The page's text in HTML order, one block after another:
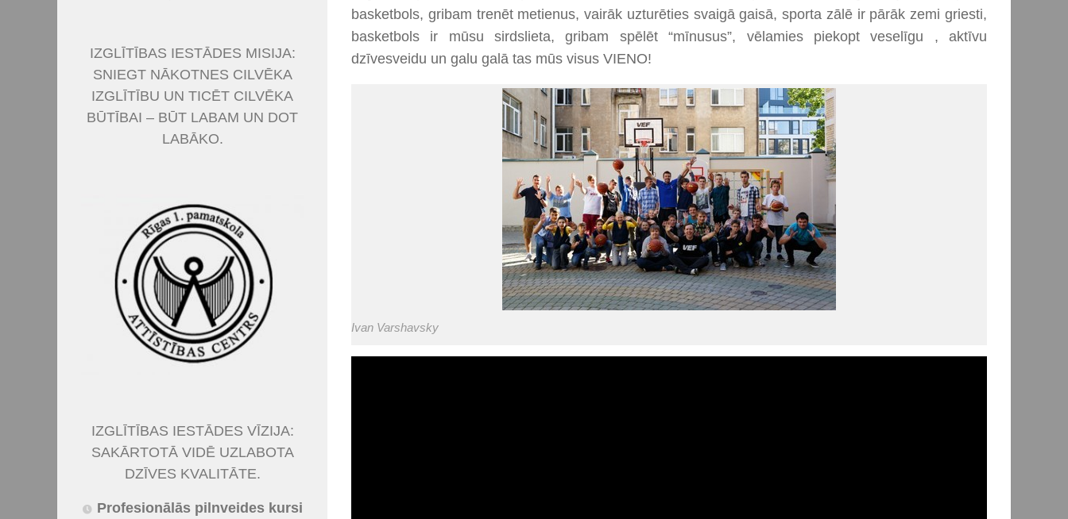
basketbols, gribam trenēt metienus, vairāk uzturēties svaigā gaisā, sporta zālē ir pārāk zemi griesti,
basketbols ir mūsu sirdslieta, gribam spēlēt “mīnusus”, vēlamies piekopt veselīgu , aktīvu
dzīvesveidu un galu galā tas mūs visus VIENO!
Ivan Varshavsky
IZGLĪTĪBAS IESTĀDES MISIJA:
SNIEGT NĀKOTNES CILVĒKA
IZGLĪTĪBU UN TICĒT CILVĒKA
BŪTĪBAI – BŪT LABAM UN DOT
LABĀKO.
IZGLĪTĪBAS IESTĀDES VĪZIJA:
SAKĀRTOTĀ VIDĒ UZLABOTA
DZĪVES KVALITĀTE.
Profesionālās pilnveides kursi